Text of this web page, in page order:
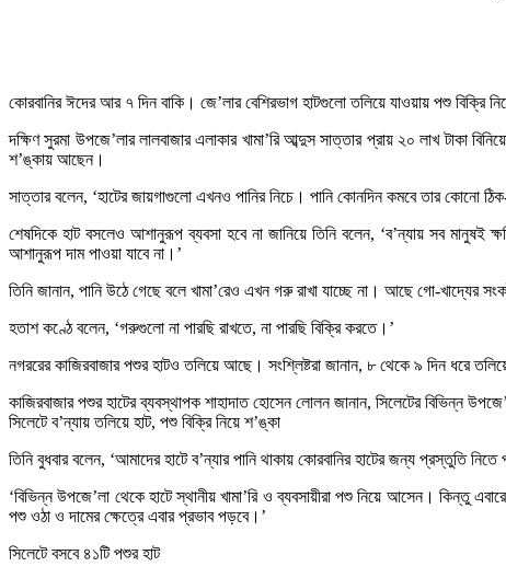
কোরবানির ঈদের আর ৭ দিন বাকি। জে’লার বেশিরভাগ হাটগুলো তলিয়ে যাওয়ায় পশু বিক্রি
দক্ষিণ সুরমা উপজে’লার লালবাজার এলাকার খামা’রি আব্দুস সাত্তার প্রায় ২০ লাখ
শ’ঙ্কায় আছেন।
সাত্তার বলেন, ‘হাটের জায়গাগুলো এখনও পানির নিচে। পানি কোনদিন কমবে তার কোনো
শেষদিকে হাট বসলেও আশানুরূপ ব্যবসা হবে না জানিয়ে তিনি বলেন, ‘ব’ন্যায় সব মানুষই
আশানুরূপ দাম পাওয়া যাবে না।’
তিনি জানান, পানি উঠে গেছে বলে খামা’রেও এখন গরু রাখা যাচ্ছে না। আছে গো-খাদ্যের
হতাশ কণ্ঠে বলেন, ‘গরুগুলো না পারছি রাখতে, না পারছি বিক্রি করতে।’
নগররের কাজিরবাজার পশুর হাটও তলিয়ে আছে। সংশ্লিষ্টরা জানান, ৮ থেকে ৯ দিন ধরে
কাজিরবাজার পশুর হাটের ব্যবস্থাপক শাহাদাত হোসেন লোলন জানান, সিলেটের বিভিন্ন
সিলেটে ব’ন্যায় তলিয়ে হাট, পশু বিক্রি নিয়ে শ’ঙ্কা
তিনি বুধবার বলেন, ‘আমাদের হাটে ব’ন্যার পানি থাকায় কোরবানির হাটের জন্য প্রস্তুতি
‘বিভিন্ন উপজে’লা থেকে হাটে স্থানীয় খামা’রি ও ব্যবসায়ীরা পশু নিয়ে আসেন। কিন্তু
পশু ওঠা ও দামের ক্ষেত্রে এবার প্রভাব পড়বে।’
সিলেটে বসবে ৪১টি পশুর হাট